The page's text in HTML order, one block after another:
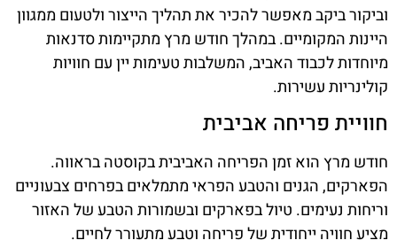
וביקור ביקב מאפשר להכיר את תהליך הייצור ולטעום ממגוון
היינות המקומיים. במהלך חודש מרץ מתקיימות סדנאות
מיוחדות לכבוד האביב, המשלבות טעימות יין עם חוויות
קולינריות עשירות.
חוויית פריחה אביבית
חודש מרץ הוא זמן הפריחה האביבית בקוסטה בראווה.
הפארקים, הגנים והטבע הפראי מתמלאים בפרחים צבעוניים
וריחות נעימים. טיול בפארקים ובשמורות הטבע של האזור
מציע חוויה ייחודית של פריחה וטבע מתעורר לחיים.